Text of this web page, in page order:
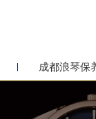
成都浪琴保